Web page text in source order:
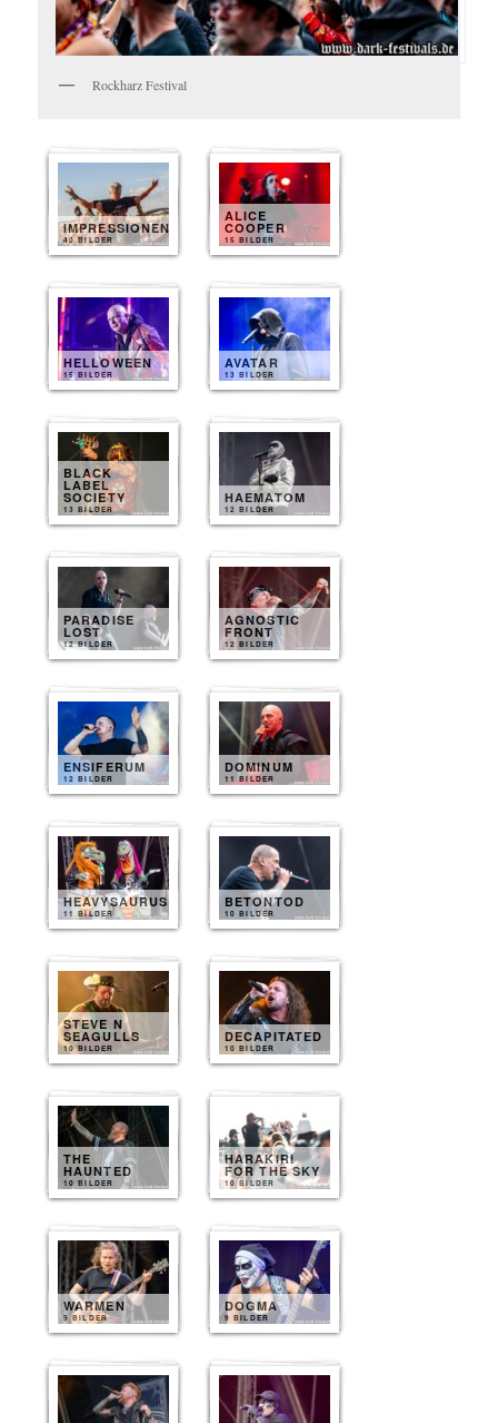
Rockharz Festival
IMPRESSIONEN
40 BILDER
ALICE
COOPER
15 BILDER
HELLOWEEN
15 BILDER
AVATAR
13 BILDER
BLACK
LABEL
SOCIETY
13 BILDER
HAEMATOM
12 BILDER
PARADISE
LOST
12 BILDER
AGNOSTIC
FRONT
12 BILDER
ENSIFERUM
12 BILDER
DOMINUM
11 BILDER
HEAVYSAURUS
11 BILDER
BETONTOD
10 BILDER
STEVE N
SEAGULLS
10 BILDER
DECAPITATED
10 BILDER
THE
HAUNTED
10 BILDER
HARAKIRI
FOR THE SKY
10 BILDER
WARMEN
9 BILDER
DOGMA
9 BILDER